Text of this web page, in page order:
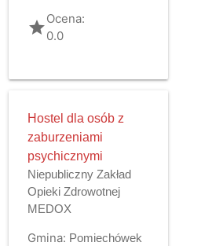
gradeOcena:
0.0
Hostel dla osób z
zaburzeniami
psychicznymi
Niepubliczny Zakład
Opieki Zdrowotnej
MEDOX
Gmina: Pomiechówek